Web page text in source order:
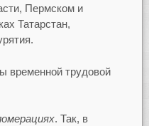
Пермском и
Татарстан,
временной трудовой
. Так, в